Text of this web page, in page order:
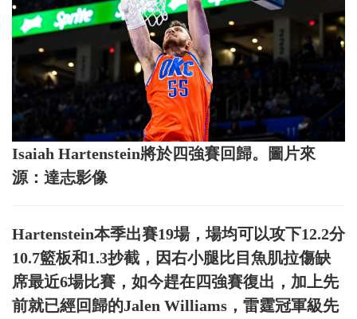
Isaiah Hartenstein將於四強賽回歸。圖片來
源：達志影像
Hartenstein本季出賽19場，場均可以攻下12.2分
10.7籃板和1.3抄截，因右小腿比目魚肌拉傷缺
席最近6場比賽，如今趕在四強賽復出，加上先
前就已經回歸的Jalen Williams，雷霆冠軍級先